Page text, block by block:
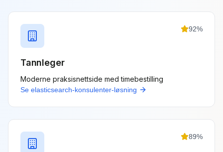
92%
Tannleger
Moderne praksisnettside med timebestilling
Se elasticsearch-konsulenter-løsning
89%